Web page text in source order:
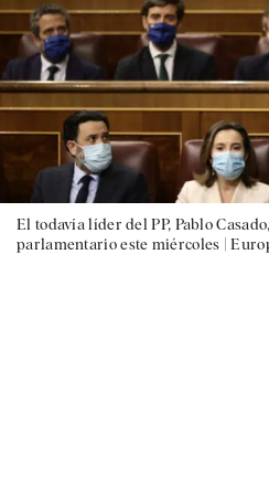
El todavía líder del PP, Pablo
parlamentario este miércoles |